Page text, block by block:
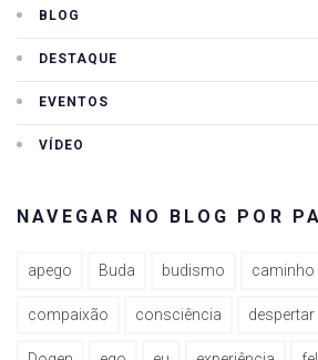
BLOG
DESTAQUE
EVENTOS
VÍDEO
NAVEGAR NO BLOG POR
apego Buda budismo caminho
compaixão consciência despertar